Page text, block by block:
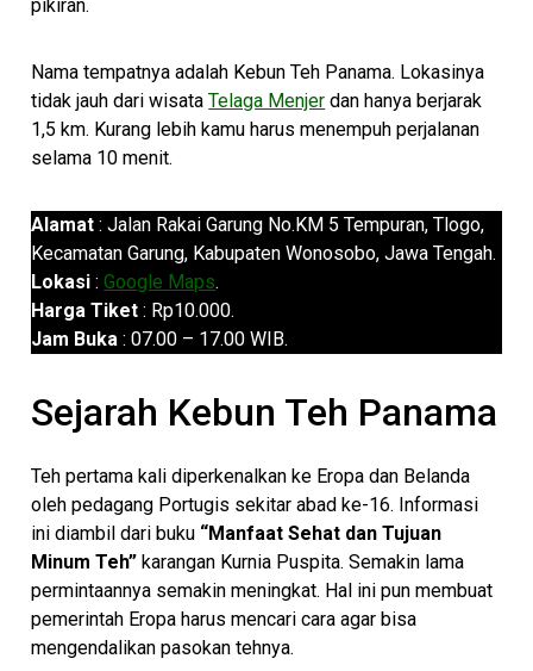
pikiran.
Nama tempatnya adalah Kebun Teh Panama. Lokasinya
tidak jauh dari wisataTelaga Menjer dan hanya berjarak
1,5 km. Kurang lebih kamu harus menempuh perjalanan
selama 10 menit.
Alamat: Jalan Rakai Garung No.KM 5 Tempuran, Tlogo,
Kecamatan Garung, Kabupaten Wonosobo, Jawa Tengah.
Lokasi:Google Maps.
Harga Tiket : Rp10.000.
Jam Buka : 07.00 – 17.00 WIB.
Sejarah Kebun Teh Panama
Teh pertama kali diperkenalkan ke Eropa dan Belanda
oleh pedagang Portugis sekitar abad ke-16. Informasi
ini diambil dari buku “Manfaat Sehat dan Tujuan
Minum Teh” karangan Kurnia Puspita. Semakin lama
permintaannya semakin meningkat. Hal ini pun membuat
pemerintah Eropa harus mencari cara agar bisa
mengendalikan pasokan tehnya.